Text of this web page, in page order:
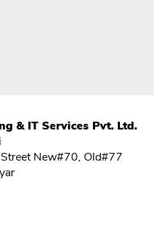
& IT Services Pvt. Ltd.
New#70, Old#77